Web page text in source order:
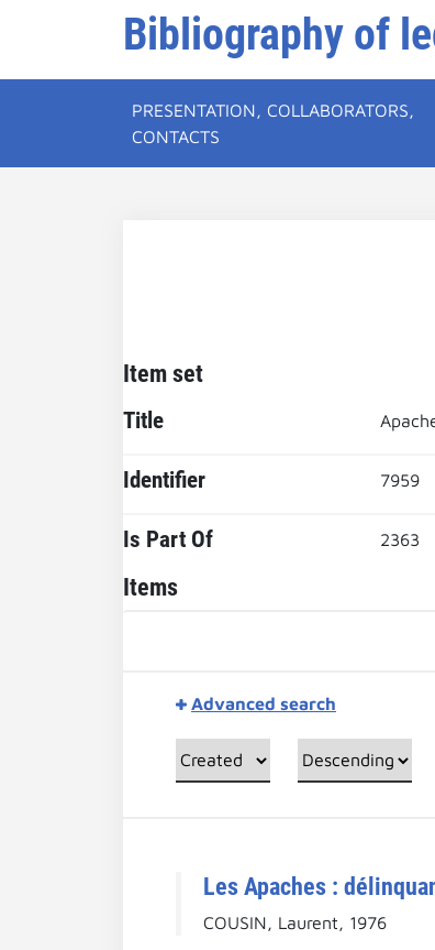
Bibliography of
PRESENTATION, COLLABORATORS,
CONTACTS
Item set
Title
Identifier 7959
Is Part Of 2363
Items
Advanced search
Les Apaches :
COUSIN, Laurent, 1976